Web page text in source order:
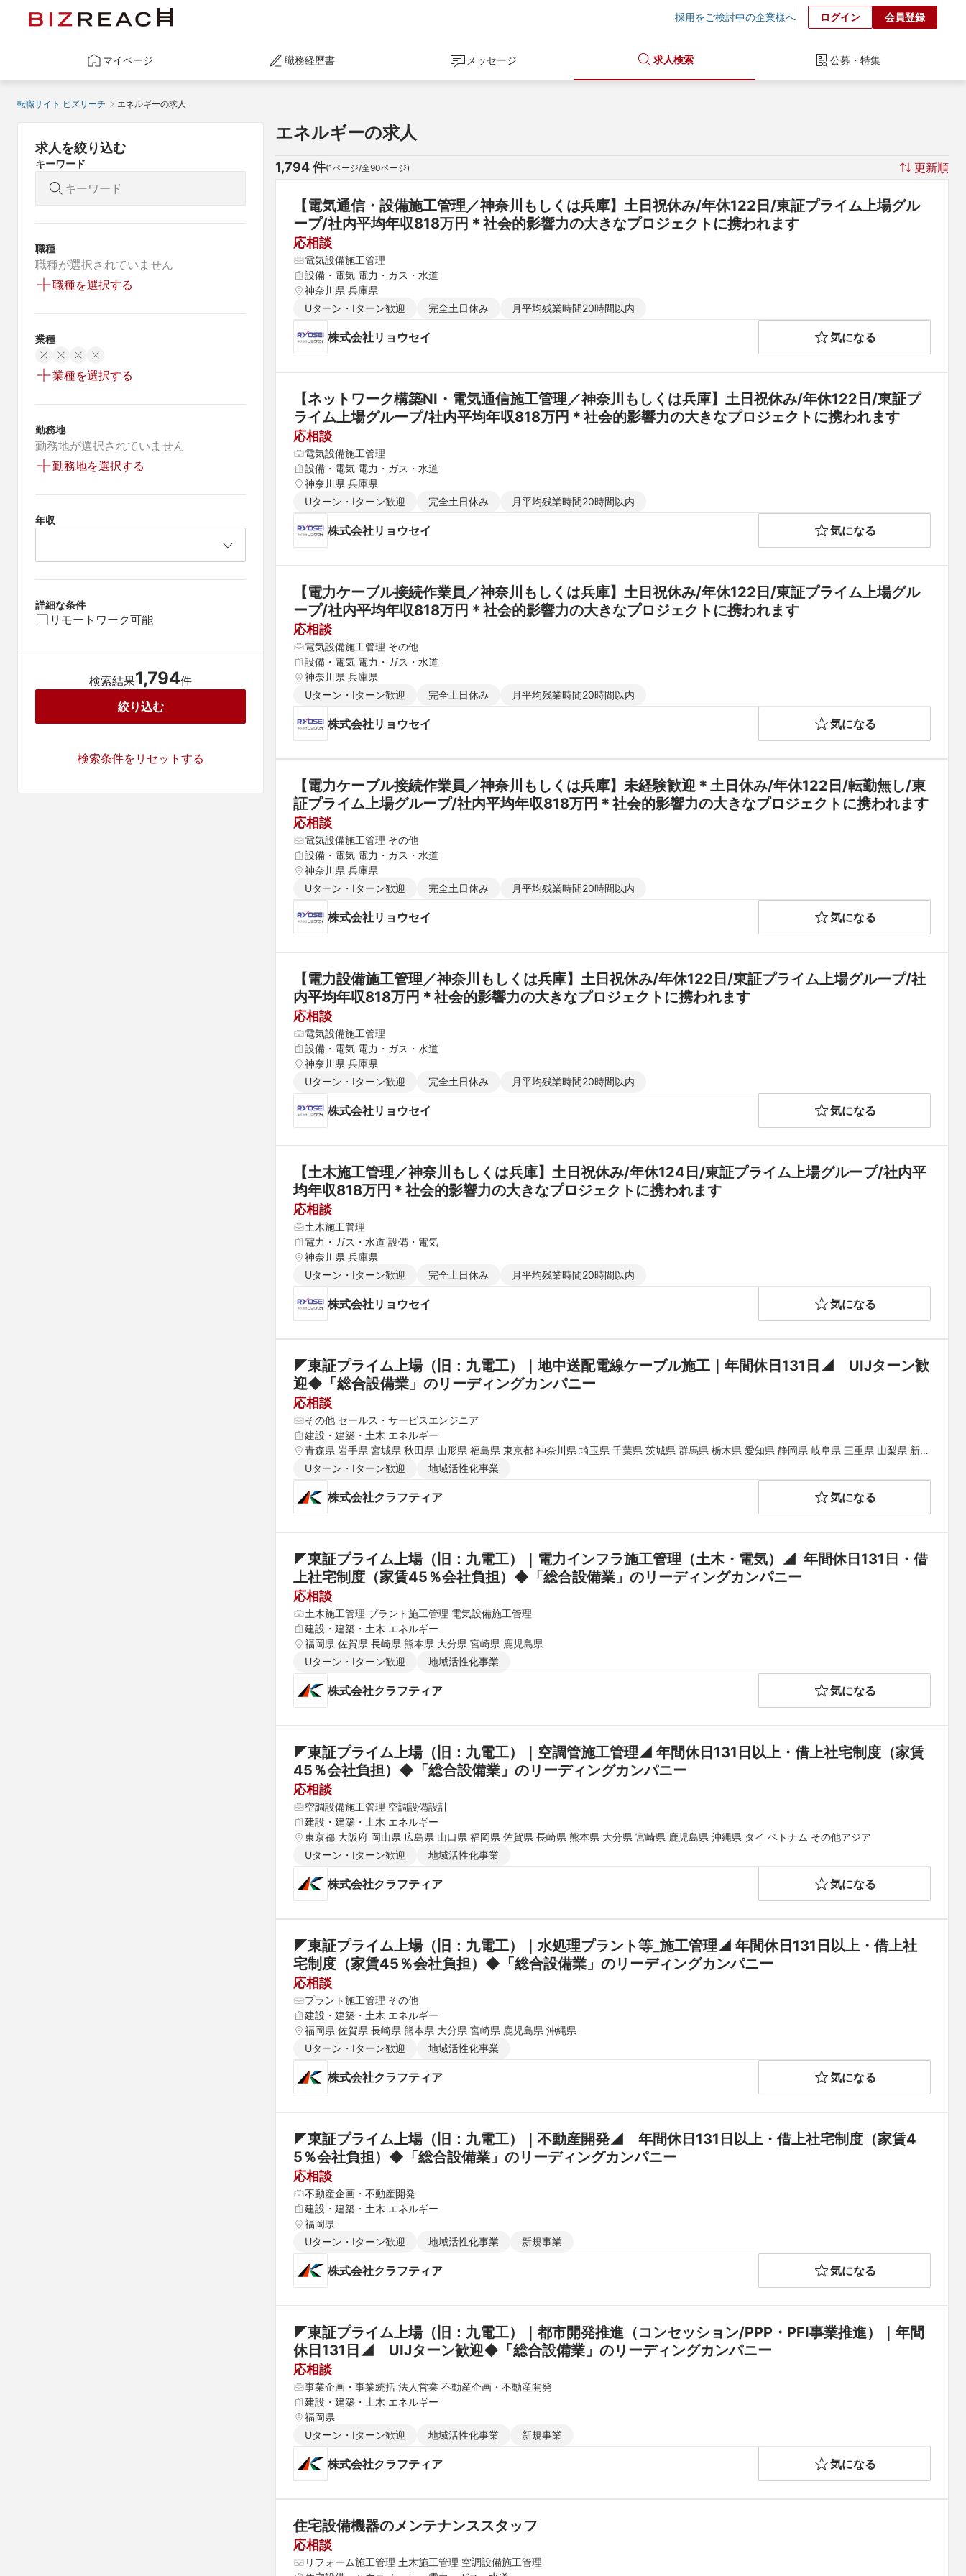
採用をご検討中の企業様へ ログイン 会員登録
マイページ 職務経歴書 メッセージ 求人検索 公募・特集
転職サイト ビズリーチ エネルギーの求人
求人を絞り込む
キーワード
職種
職種が選択されていません
職種を選択する
業種
業種を選択する
勤務地
勤務地が選択されていません
勤務地を選択する
年収
詳細な条件
リモートワーク可能
検索結果1,794件
絞り込む
検索条件をリセットする
エネルギーの求人
1,794 件(1ページ/全90ページ) 更新順
【電気通信・設備施工管理／神奈川もしくは兵庫】土日祝休み/年休122日/東証プライム上場グル
ープ/社内平均年収818万円＊社会的影響力の大きなプロジェクトに携われます
応相談
電気設備施工管理
設備・電気 電力・ガス・水道
神奈川県 兵庫県
Uターン・Iターン歓迎
完全土日休み 月平均残業時間20時間以内
株式会社リョウセイ 気になる
【ネットワーク構築NI・電気通信施工管理／神奈川もしくは兵庫】土日祝休み/年休122日/東証プ
ライム上場グループ/社内平均年収818万円＊社会的影響力の大きなプロジェクトに携われます
応相談
電気設備施工管理
設備・電気 電力・ガス・水道
神奈川県 兵庫県
Uターン・Iターン歓迎
完全土日休み 月平均残業時間20時間以内
株式会社リョウセイ 気になる
【電力ケーブル接続作業員／神奈川もしくは兵庫】土日祝休み/年休122日/東証プライム上場グル
ープ/社内平均年収818万円＊社会的影響力の大きなプロジェクトに携われます
応相談
電気設備施工管理 その他
設備・電気 電力・ガス・水道
神奈川県 兵庫県
Uターン・Iターン歓迎
完全土日休み 月平均残業時間20時間以内
株式会社リョウセイ 気になる
【電力ケーブル接続作業員／神奈川もしくは兵庫】未経験歓迎＊土日休み/年休122日/転勤無し/東
証プライム上場グループ/社内平均年収818万円＊社会的影響力の大きなプロジェクトに携われます
応相談
電気設備施工管理 その他
設備・電気 電力・ガス・水道
神奈川県 兵庫県
Uターン・Iターン歓迎
完全土日休み 月平均残業時間20時間以内
株式会社リョウセイ 気になる
【電力設備施工管理／神奈川もしくは兵庫】土日祝休み/年休122日/東証プライム上場グループ/社
内平均年収818万円＊社会的影響力の大きなプロジェクトに携われます
応相談
電気設備施工管理
設備・電気 電力・ガス・水道
神奈川県 兵庫県
Uターン・Iターン歓迎
完全土日休み 月平均残業時間20時間以内
株式会社リョウセイ 気になる
【土木施工管理／神奈川もしくは兵庫】土日祝休み/年休124日/東証プライム上場グループ/社内平
均年収818万円＊社会的影響力の大きなプロジェクトに携われます
応相談
土木施工管理
電力・ガス・水道 設備・電気
神奈川県 兵庫県
Uターン・Iターン歓迎
完全土日休み 月平均残業時間20時間以内
株式会社リョウセイ 気になる
◤東証プライム上場（旧：九電工）｜地中送配電線ケーブル施工｜年間休日131日◢　UIJターン歓
迎◆「総合設備業」のリーディングカンパニー
応相談
その他 セールス・サービスエンジニア
建設・建築・土木 エネルギー
青森県 岩手県 宮城県 秋田県 山形県 福島県 東京都 神奈川県 埼玉県 千葉県 茨城県 群馬県 栃木県 愛知県 静岡県 岐阜県 三重県 山梨県 新潟
県 富山県 石川県 福井県 長野県 大阪府 京都府 兵庫県 滋賀県 奈良県 和歌山県 鳥取県 島根県 岡山県 広島県 山口県 徳島県 香川県 愛媛県
高知県 福岡県 佐賀県 長崎県 熊本県 大分県 宮崎県 鹿児島県 沖縄県
Uターン・Iターン歓迎 地域活性化事業
株式会社クラフティア 気になる
◤東証プライム上場（旧：九電工）｜電力インフラ施工管理（土木・電気）◢  年間休日131日・借
上社宅制度（家賃45％会社負担）◆「総合設備業」のリーディングカンパニー
応相談
土木施工管理 プラント施工管理 電気設備施工管理
建設・建築・土木 エネルギー
福岡県 佐賀県 長崎県 熊本県 大分県 宮崎県 鹿児島県
Uターン・Iターン歓迎
地域活性化事業
株式会社クラフティア 気になる
◤東証プライム上場（旧：九電工）｜空調管施工管理◢ 年間休日131日以上・借上社宅制度（家賃
応相談
空調設備施工管理 空調設備設計
建設・建築・土木 エネルギー
東京都 大阪府 岡山県 広島県 山口県 福岡県 佐賀県 長崎県 熊本県 大分県 宮崎県 鹿児島県 沖縄県 タイ ベトナム その他アジア
Uターン・Iターン歓迎
地域活性化事業
株式会社クラフティア 気になる
◤東証プライム上場（旧：九電工）｜水処理プラント等_施工管理◢ 年間休日131日以上・借上社
応相談
プラント施工管理 その他
建設・建築・土木 エネルギー
福岡県 佐賀県 長崎県 熊本県 大分県 宮崎県 鹿児島県 沖縄県
Uターン・Iターン歓迎
地域活性化事業
株式会社クラフティア 気になる
◤東証プライム上場（旧：九電工）｜不動産開発◢　年間休日131日以上・借上社宅制度（家賃4
応相談
不動産企画・不動産開発
建設・建築・土木 エネルギー
福岡県
Uターン・Iターン歓迎
地域活性化事業 新規事業
株式会社クラフティア 気になる
◤東証プライム上場（旧：九電工）｜都市開発推進（コンセッション/PPP・PFI事業推進）｜年間
休日131日◢　UIJターン歓迎◆「総合設備業」のリーディングカンパニー
応相談
事業企画・事業統括 法人営業 不動産企画・不動産開発
建設・建築・土木 エネルギー
福岡県
Uターン・Iターン歓迎
地域活性化事業 新規事業
株式会社クラフティア 気になる
住宅設備機器のメンテナンススタッフ
応相談
リフォーム施工管理 土木施工管理 空調設備施工管理